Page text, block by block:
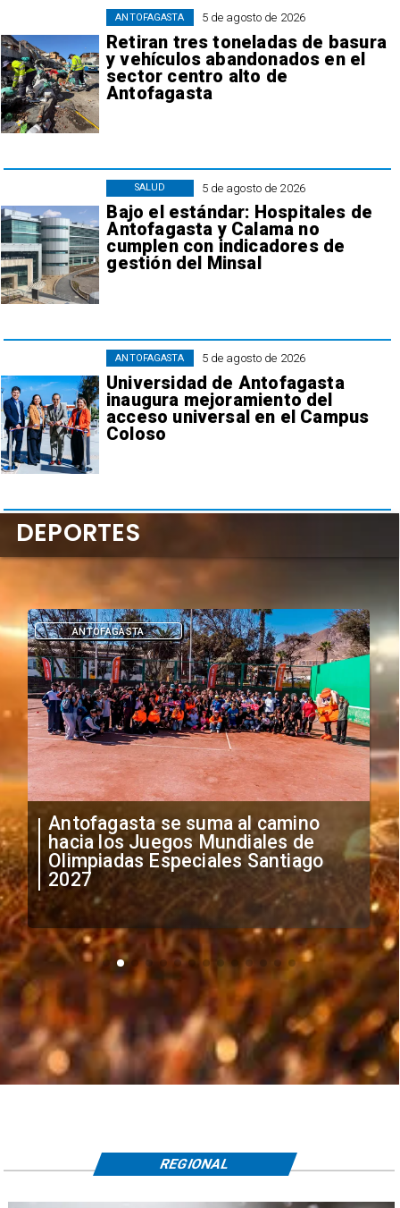
5 de agosto de 2026
Retiran tres toneladas de basura
y vehículos abandonados en el
sector centro alto de
Antofagasta
ANTOFAGASTA
5 de agosto de 2026
Bajo el estándar: Hospitales de
Antofagasta y Calama no
cumplen con indicadores de
gestión del Minsal
SALUD
5 de agosto de 2026
Universidad de Antofagasta
inaugura mejoramiento del
acceso universal en el Campus
Coloso
ANTOFAGASTA
"Falta de profesionalismo": Sifup
anuncia medidas por situación
irregular de futbolistas
extranjeros
DEPORTES
DEPORTES
REGIONAL